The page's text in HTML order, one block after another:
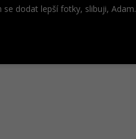
se dodat lepší fotky, slibuji, Adam.